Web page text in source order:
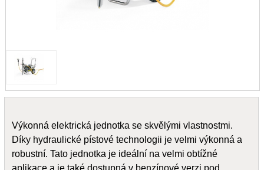
Výkonná elektrická jednotka se skvělými vlastnostmi.
Díky hydraulické pístové technologii je velmi výkonná a
robustní. Tato jednotka je ideální na velmi obtížné
aplikace a je také dostupná v benzínové verzi pod